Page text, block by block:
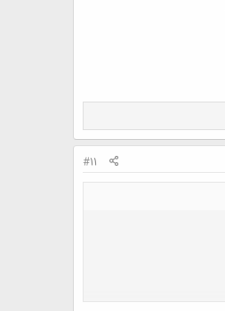
#11